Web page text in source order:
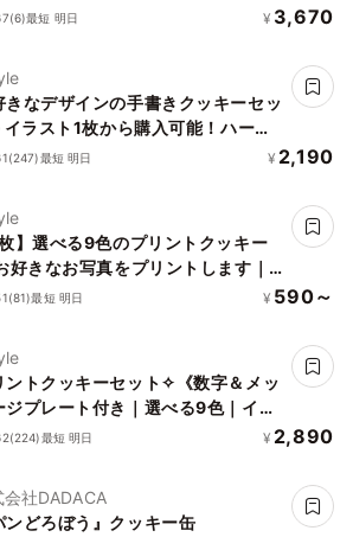
キー 恐竜 肉 卵 ケーキデコレーショ
(6)最短 明日 ¥ 3,670
きなデザインの手書きクッキーセッ
イラスト1枚から購入可能！ハート
《イラストクッキー｜頂いた画像か
(247)最短 明日 ¥ 2,190
枚】選べる9色のプリントクッキー
好きなお写真をプリントします｜1
ら注文OK！
(81)最短 明日 ¥ 590～
ントクッキーセット✧《数字＆メッ
ジプレート付き｜選べる9色｜イラ
｜写真｜キャラクター｜ケーキにの
(224)最短 明日 ¥ 2,890
会社DADACA
ンどろぼう』クッキー缶